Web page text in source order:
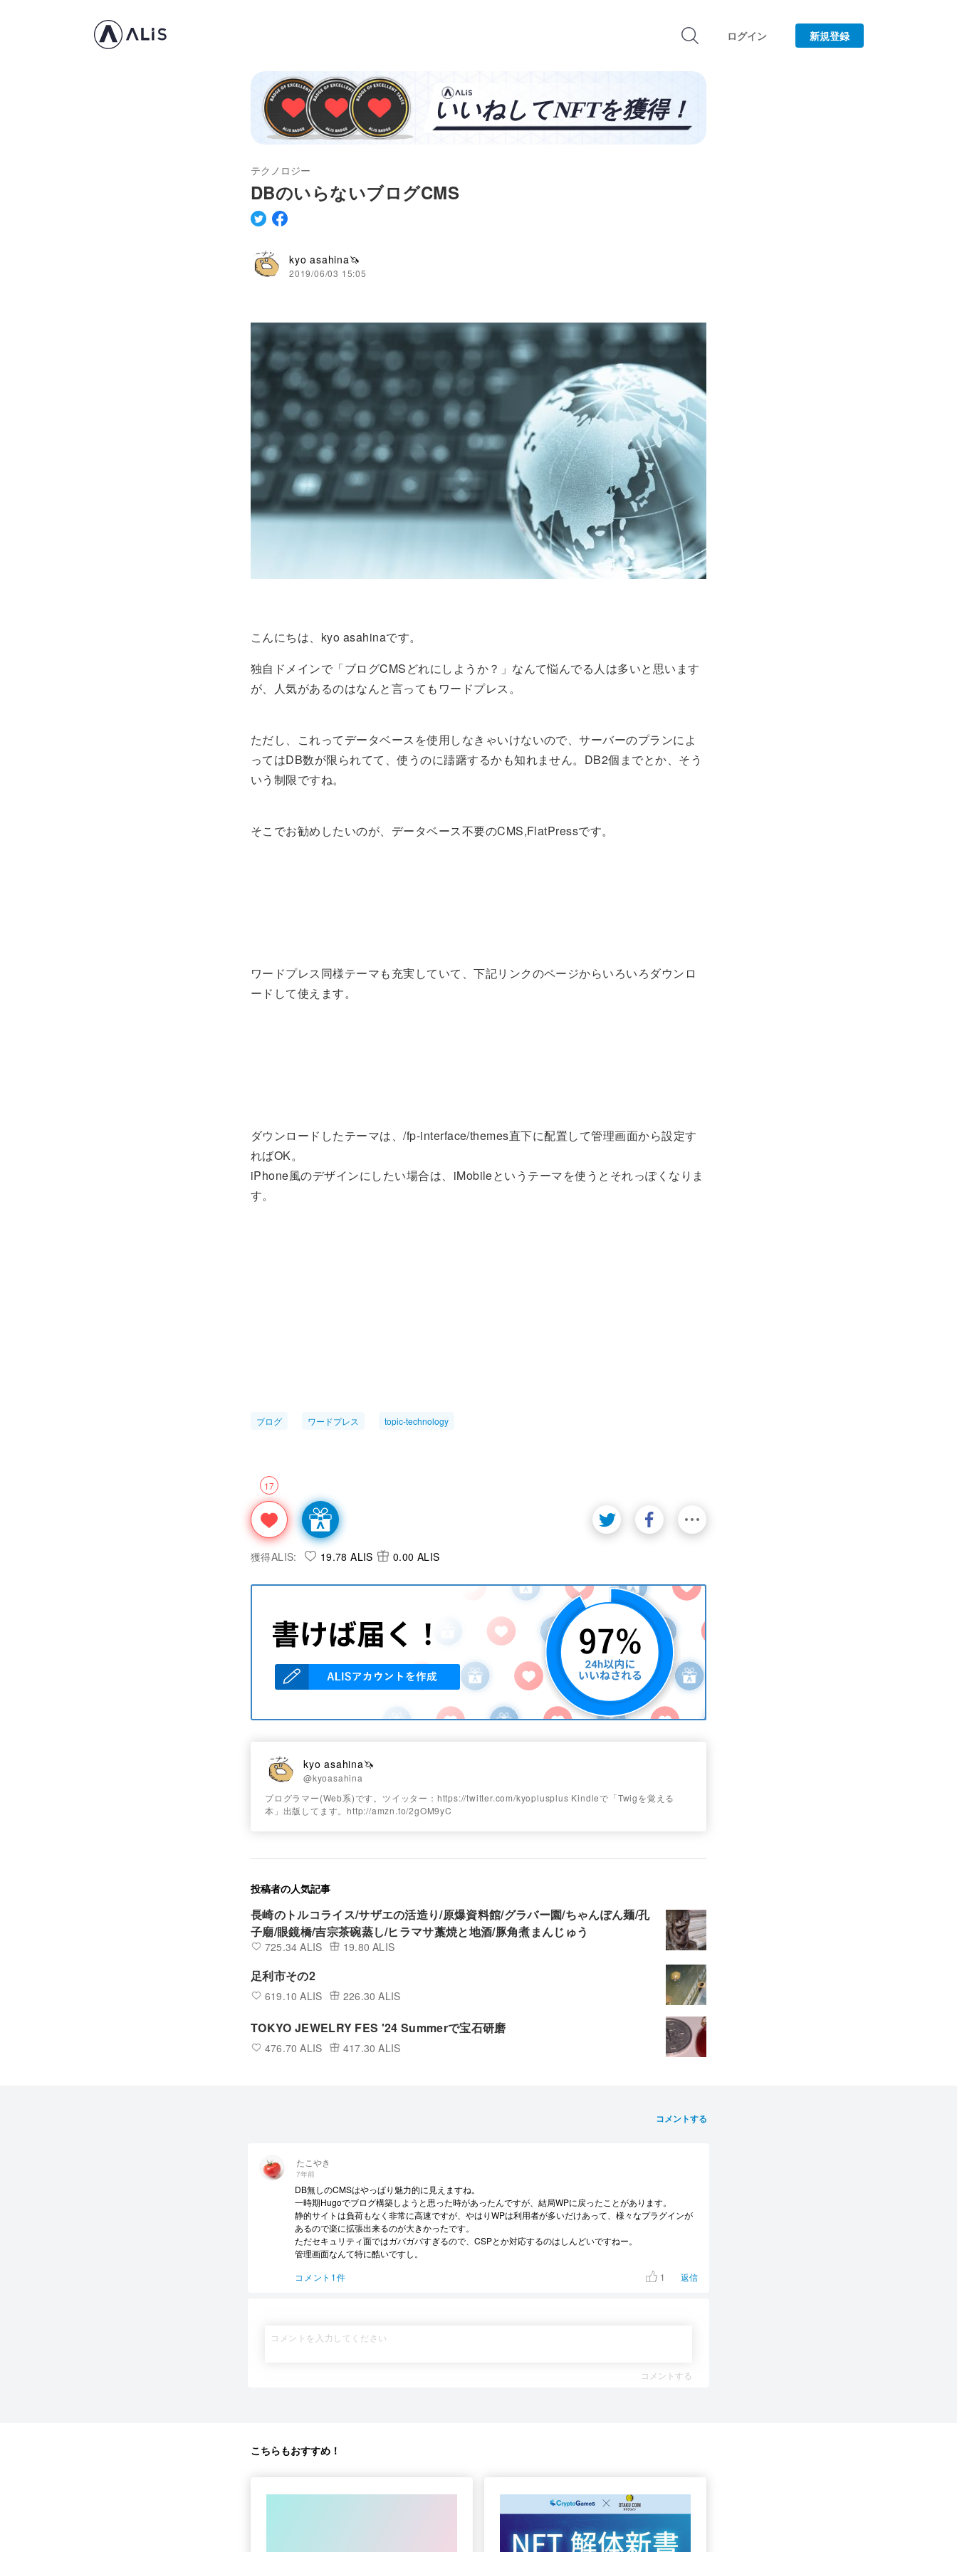
ログイン 新規登録
テクノロジー
DBのいらないブログCMS
kyo asahina🦄
2019/06/03 15:05
こんにちは、kyo asahinaです。
独自ドメインで「ブログCMSどれにしようか？」なんて悩んでる人は多いと思います
が、人気があるのはなんと言ってもワードプレス。
ただし、これってデータベースを使用しなきゃいけないので、サーバーのプランによ
ってはDB数が限られてて、使うのに躊躇するかも知れません。DB2個までとか、そう
いう制限ですね。
そこでお勧めしたいのが、データベース不要のCMS,FlatPressです。
ワードプレス同様テーマも充実していて、下記リンクのページからいろいろダウンロ
ードして使えます。
ダウンロードしたテーマは、/fp-interface/themes直下に配置して管理画面から設定す
ればOK。
iPhone風のデザインにしたい場合は、iMobileというテーマを使うとそれっぽくなりま
す。
ブログ ワードプレス topic-technology
17
獲得ALIS: 19.78 ALIS 0.00 ALIS
kyo asahina🦄
@kyoasahina
プログラマー(Web系)です。ツイッター：https://twitter.com/kyoplusplus Kindleで「Twigを覚える
本」出版してます。http://amzn.to/2gOM9yC
投稿者の人気記事
長崎のトルコライス/サザエの活造り/原爆資料館/グラバー園/ちゃんぽん麺/孔
子廟/眼鏡橋/吉宗茶碗蒸し/ヒラマサ藁焼と地酒/豚角煮まんじゅう
725.34 ALIS 19.80 ALIS
足利市その2
619.10 ALIS 226.30 ALIS
TOKYO JEWELRY FES '24 Summerで宝石研磨
476.70 ALIS 417.30 ALIS
コメントする
たこやき
7年前
DB無しのCMSはやっぱり魅力的に見えますね。
一時期Hugoでブログ構築しようと思った時があったんですが、結局WPに戻ったことがあります。
静的サイトは負荷もなく非常に高速ですが、やはりWPは利用者が多いだけあって、様々なプラグインが
あるので楽に拡張出来るのが大きかったです。
ただセキュリティ面ではガバガバすぎるので、CSPとか対応するのはしんどいですねー。
管理画面なんて特に酷いですし。
コメント1件
1 返信
コメントする
こちらもおすすめ！